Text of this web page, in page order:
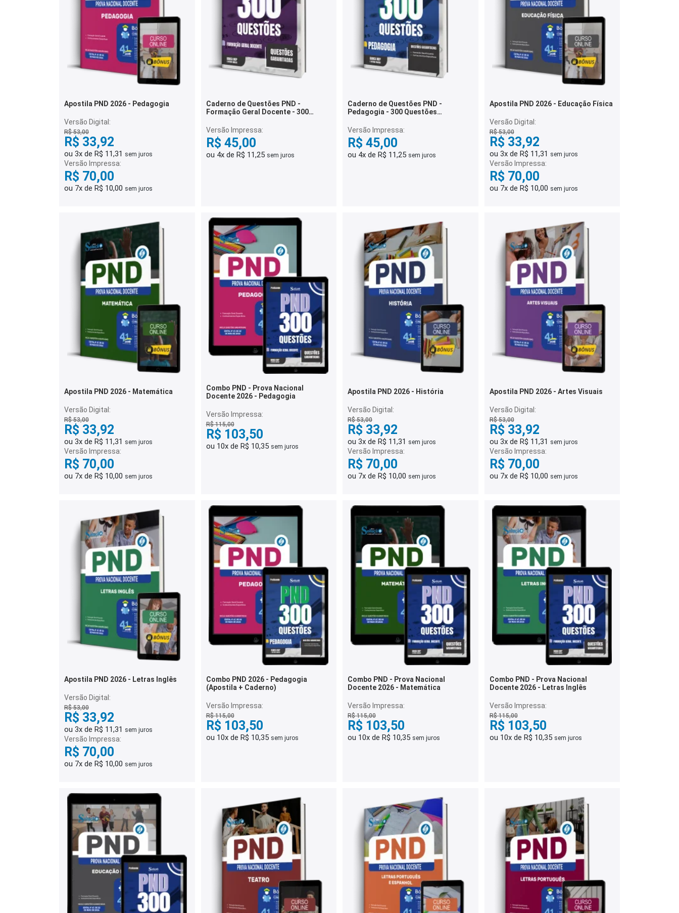
Apostila PND 2026 - Pedagogia
Versão Digital:
R$ 53,00
R$ 33,92
ou 3x de R$ 11,31 sem juros
Versão Impressa:
R$ 70,00
ou 7x de R$ 10,00 sem juros
Caderno de Questões PND -
Formação Geral Docente - 300
Versão Impressa:
R$ 45,00
ou 4x de R$ 11,25 sem juros
Caderno de Questões PND -
Pedagogia - 300 Questões
Versão Impressa:
R$ 45,00
ou 4x de R$ 11,25 sem juros
Apostila PND 2026 - Educação Física
Versão Digital:
R$ 53,00
R$ 33,92
ou 3x de R$ 11,31 sem juros
Versão Impressa:
R$ 70,00
ou 7x de R$ 10,00 sem juros
Apostila PND 2026 - Matemática
Versão Digital:
R$ 53,00
R$ 33,92
ou 3x de R$ 11,31 sem juros
Versão Impressa:
R$ 70,00
ou 7x de R$ 10,00 sem juros
Combo PND - Prova Nacional
Docente 2026 - Pedagogia
Versão Impressa:
R$ 115,00
R$ 103,50
ou 10x de R$ 10,35 sem juros
Apostila PND 2026 - História
Versão Digital:
R$ 53,00
R$ 33,92
ou 3x de R$ 11,31 sem juros
Versão Impressa:
R$ 70,00
ou 7x de R$ 10,00 sem juros
Apostila PND 2026 - Artes Visuais
Versão Digital:
R$ 53,00
R$ 33,92
ou 3x de R$ 11,31 sem juros
Versão Impressa:
R$ 70,00
ou 7x de R$ 10,00 sem juros
Apostila PND 2026 - Letras Inglês
Versão Digital:
R$ 53,00
R$ 33,92
ou 3x de R$ 11,31 sem juros
Versão Impressa:
R$ 70,00
ou 7x de R$ 10,00 sem juros
Combo PND 2026 - Pedagogia
(Apostila + Caderno)
Versão Impressa:
R$ 115,00
R$ 103,50
ou 10x de R$ 10,35 sem juros
Combo PND - Prova Nacional
Docente 2026 - Matemática
Versão Impressa:
R$ 115,00
R$ 103,50
ou 10x de R$ 10,35 sem juros
Combo PND - Prova Nacional
Docente 2026 - Letras Inglês
Versão Impressa:
R$ 115,00
R$ 103,50
ou 10x de R$ 10,35 sem juros